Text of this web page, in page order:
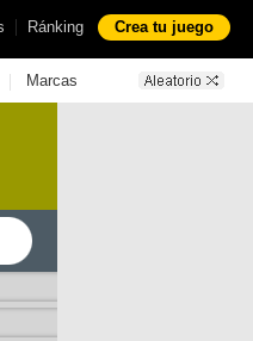
| Ránking Crea tu juego
| Marcas